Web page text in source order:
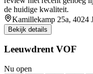
de huidige kwaliteit.
Kamillekamp 25a, 4024
Bekijk details
Leeuwdrent VOF
Nu open